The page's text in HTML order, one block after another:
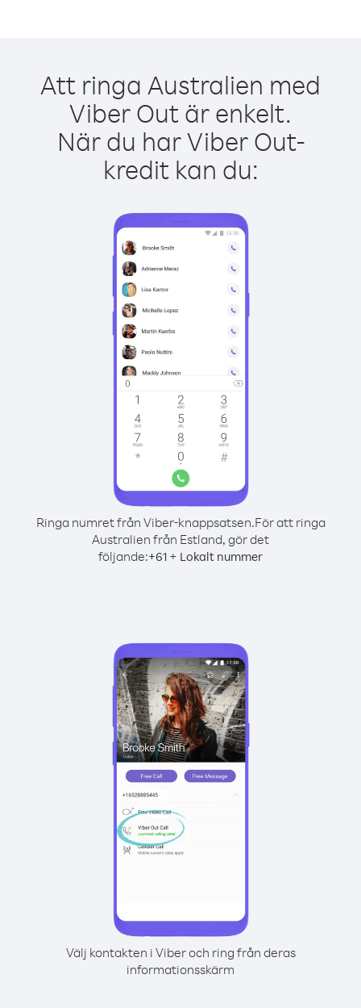
Att ringa Australien med
Viber Out är enkelt.
När du har Viber Out-
kredit kan du:
Ringa numret från Viber-knappsatsen.För att ringa
Australien från Estland, gör det
följande:+61 + Lokalt nummer
Välj kontakten i Viber och ring från deras
informationsskärm